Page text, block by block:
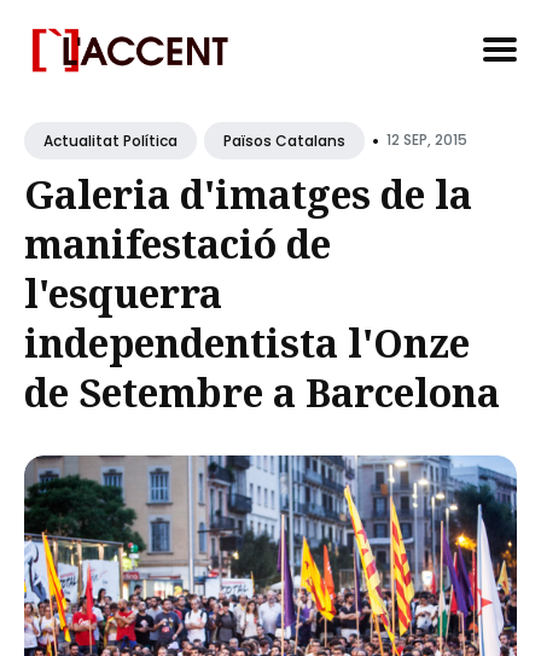
forActualitat Política Països Catalans • 12 SEP, 2015
Galeria d'imatges de la
manifestació de
l'esquerra
independentista l'Onze
de Setembre a Barcelona